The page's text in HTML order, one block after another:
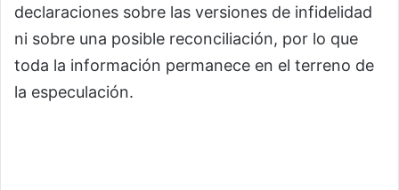
declaraciones sobre las versiones de infidelidad
ni sobre una posible reconciliación, por lo que
toda la información permanece en el terreno de
la especulación.